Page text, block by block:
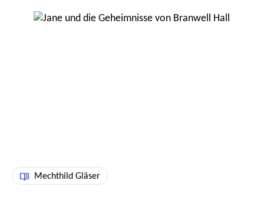
Bildergalerie überspringen
Mechthild Gläser